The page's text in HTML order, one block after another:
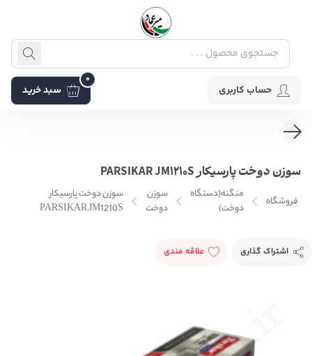
حساب کاربری سبد خرید
0
سوزن دوخت پارسیکار PARSIKAR JM1210S
فروشگاه
منگنه(دستگاه
دوخت)
سوزن
دوخت
سوزن دوخت پارسیکار
PARSIKAR JM1210S
اشتراک گذاری علاقه مندی